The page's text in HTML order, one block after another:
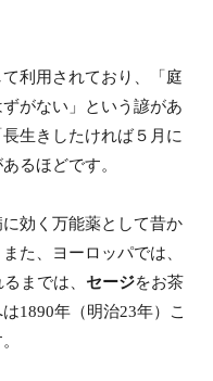
利用されており、「庭
がない」という諺があ
生きしたければ５月に
るほどです。
効く万能薬として昔か
た、ヨーロッパでは、
までは、 セージをお茶
1890年（明治23年）こ